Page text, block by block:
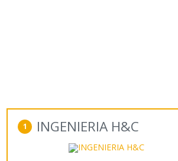
1 INGENIERIA H&C